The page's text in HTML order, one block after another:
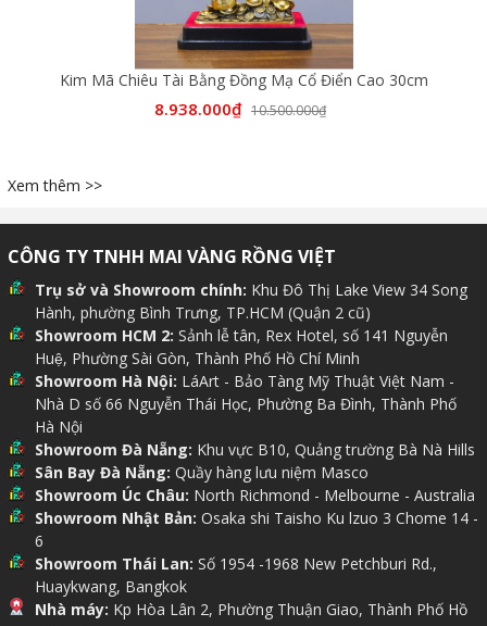
Kim Mã Chiêu Tài Bằng Đồng Mạ Cổ Điển Cao 30cm
8.938.000₫ 10.500.000₫
Xem thêm >>
CÔNG TY TNHH MAI VÀNG RỒNG VIỆT
Trụ sở và Showroom chính: Khu Đô Thị Lake View 34 Song
Hành, phường Bình Trưng, TP.HCM (Quận 2 cũ)
Showroom HCM 2: Sảnh lễ tân, Rex Hotel, số 141 Nguyễn
Huệ, Phường Sài Gòn, Thành Phố Hồ Chí Minh
Showroom Hà Nội: LáArt - Bảo Tàng Mỹ Thuật Việt Nam -
Nhà D số 66 Nguyễn Thái Học, Phường Ba Đình, Thành Phố
Hà Nội
Showroom Đà Nẵng: Khu vực B10, Quảng trường Bà Nà Hills
Sân Bay Đà Nẵng: Quầy hàng lưu niệm Masco
Showroom Úc Châu: North Richmond - Melbourne - Australia
Showroom Nhật Bản: Osaka shi Taisho Ku lzuo 3 Chome 14 -
6
Showroom Thái Lan: Số 1954 -1968 New Petchburi Rd.,
Huaykwang, Bangkok
Nhà máy: Kp Hòa Lân 2, Phường Thuận Giao, Thành Phố Hồ